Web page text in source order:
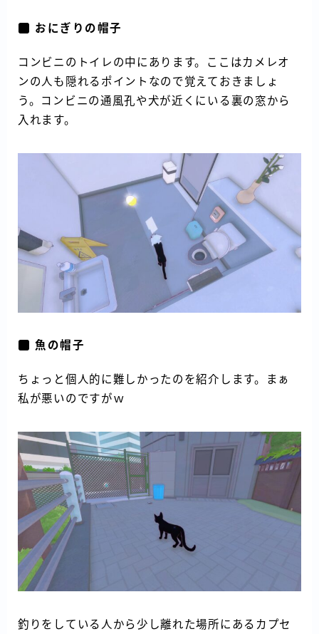
おにぎりの帽子
コンビニのトイレの中にあります。ここはカメレオ
ンの人も隠れるポイントなので覚えておきましょ
う。コンビニの通風孔や犬が近くにいる裏の窓から
入れます。
魚の帽子
ちょっと個人的に難しかったのを紹介します。まぁ
私が悪いのですがｗ
釣りをしている人から少し離れた場所にあるカプセ